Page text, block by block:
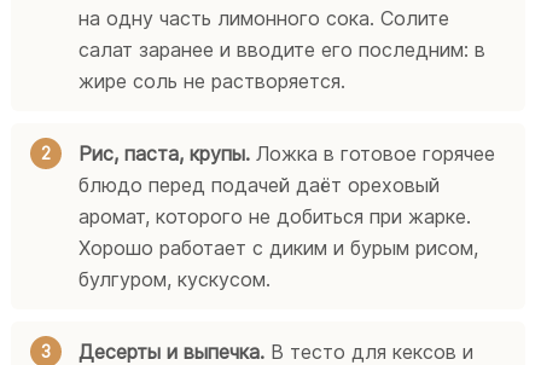
на одну часть лимонного сока. Солите
салат заранее и вводите его последним: в
жире соль не растворяется.
Рис, паста, крупы. Ложка в готовое горячее
блюдо перед подачей даёт ореховый
аромат, которого не добиться при жарке.
Хорошо работает с диким и бурым рисом,
булгуром, кускусом.
Десерты и выпечка. В тесто для кексов и